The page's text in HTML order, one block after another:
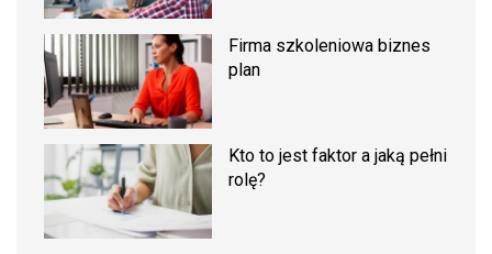
Firma szkoleniowa biznes
plan
Kto to jest faktor a jaką pełni
rolę?